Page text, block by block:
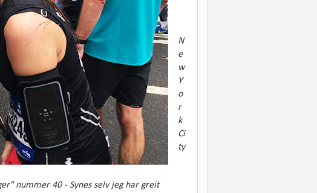
N
e
w
Y
o
r
k
Ci
ty
nummer 40 - Synes selv jeg har greit